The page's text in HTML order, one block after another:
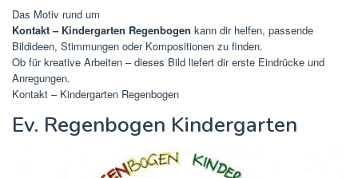
Das Motiv rund um
Kontakt – Kindergarten Regenbogen kann dir helfen, passende
Bildideen, Stimmungen oder Kompositionen zu finden.
Ob für kreative Arbeiten – dieses Bild liefert dir erste Eindrücke und
Anregungen.
Kontakt – Kindergarten Regenbogen
Ev. Regenbogen Kindergarten